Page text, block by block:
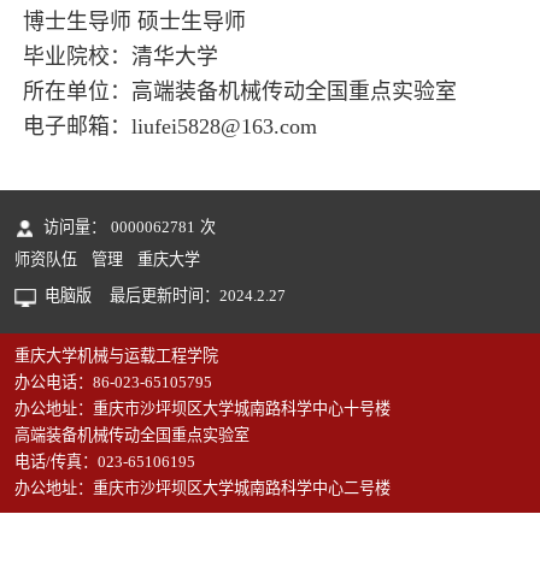
博士生导师 硕士生导师
毕业院校：清华大学
所在单位：高端装备机械传动全国重点实验室
电子邮箱： liufei5828@163.com
访问量： 0000062781 次
师资队伍
管理
重庆大学
电脑版
最后更新时间： 2024.2.27
重庆大学机械与运载工程学院
办公电话：86-023-65105795
办公地址：重庆市沙坪坝区大学城南路科学中心十号楼
高端装备机械传动全国重点实验室
电话/传真：023-65106195
办公地址：重庆市沙坪坝区大学城南路科学中心二号楼